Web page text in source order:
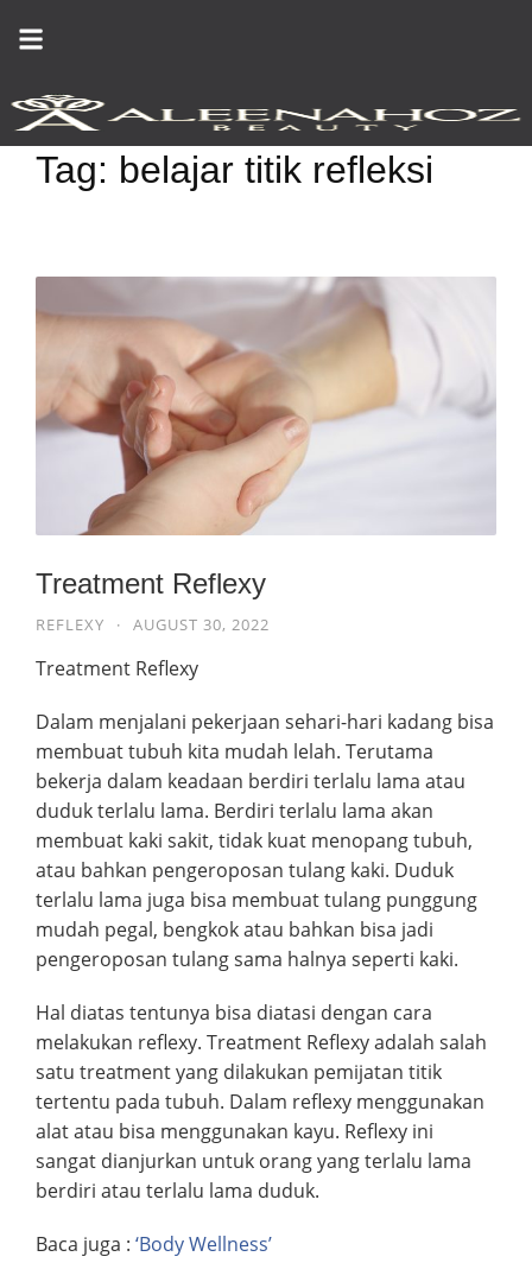
Tag: belajar titik refleksi
Treatment Reflexy
REFLEXY · AUGUST 30, 2022
Treatment Reflexy
Dalam menjalani pekerjaan sehari-hari kadang bisa
membuat tubuh kita mudah lelah. Terutama
bekerja dalam keadaan berdiri terlalu lama atau
duduk terlalu lama. Berdiri terlalu lama akan
membuat kaki sakit, tidak kuat menopang tubuh,
atau bahkan pengeroposan tulang kaki. Duduk
terlalu lama juga bisa membuat tulang punggung
mudah pegal, bengkok atau bahkan bisa jadi
pengeroposan tulang sama halnya seperti kaki.
Hal diatas tentunya bisa diatasi dengan cara
melakukan reflexy. Treatment Reflexy adalah salah
satu treatment yang dilakukan pemijatan titik
tertentu pada tubuh. Dalam reflexy menggunakan
alat atau bisa menggunakan kayu. Reflexy ini
sangat dianjurkan untuk orang yang terlalu lama
berdiri atau terlalu lama duduk.
Baca juga : ‘Body Wellness’